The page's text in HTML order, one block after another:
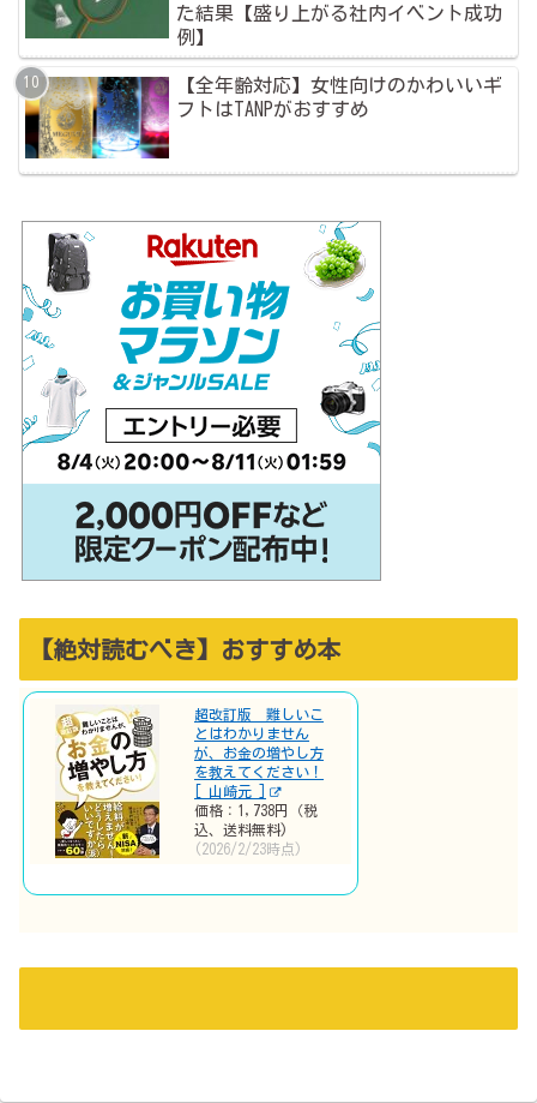
た結果【盛り上がる社内イベント成功
例】
【全年齢対応】女性向けのかわいいギ
フトはTANPがおすすめ
【絶対読むべき】おすすめ本
超改訂版 難しいこ
とはわかりません
が、お金の増やし方
を教えてください！
[ 山崎元 ]
価格：1,738円（税
込、送料無料)
(2026/2/23時点)